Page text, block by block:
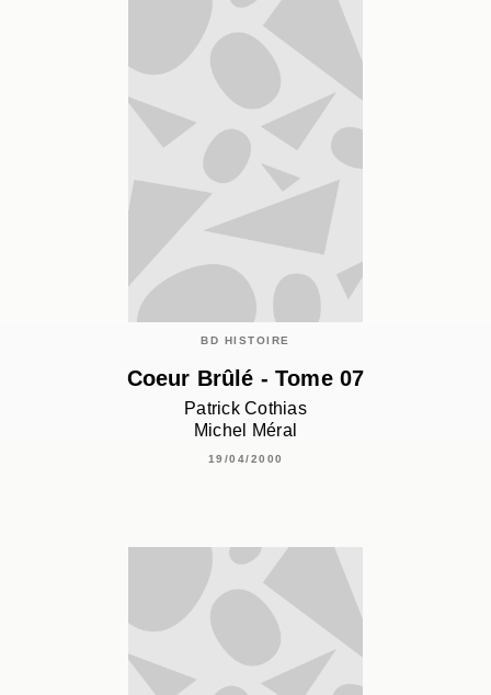
BD HISTOIRE
Coeur Brûlé - Tome 07
Patrick Cothias
Michel Méral
19/04/2000